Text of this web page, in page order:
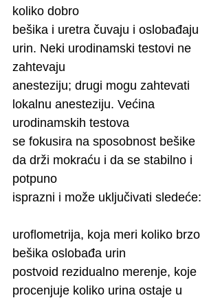
koliko dobro
bešika i uretra čuvaju i oslobađaju
urin. Neki urodinamski testovi ne
zahtevaju
anesteziju; drugi mogu zahtevati
lokalnu anesteziju. Većina
urodinamskih testova
se fokusira na sposobnost bešike
da drži mokraću i da se stabilno i
potpuno
isprazni i može uključivati sledeće:
uroflometrija, koja meri koliko brzo
bešika oslobađa urin
postvoid rezidualno merenje, koje
procenjuje koliko urina ostaje u